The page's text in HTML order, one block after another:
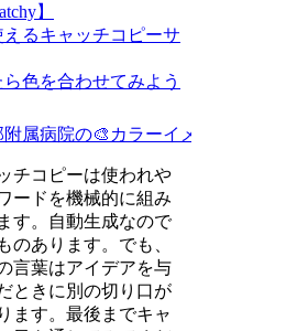
】
るキャッチコピーサ
色を合わせてみよう
属病院の🎨カラーイメージ探し
チコピーは使われや
ードを機械的に組み
す。自動生成なので
のあります。でも、
言葉はアイデアを与
ときに別の切り口が
ます。最後までキャ